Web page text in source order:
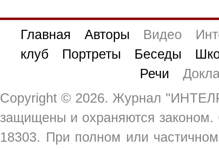
Главная Авторы Видео
клуб
Портреты Беседы
Речи
Copyright © 2026. Журнал
защищены и охраняются
18303. При полном или